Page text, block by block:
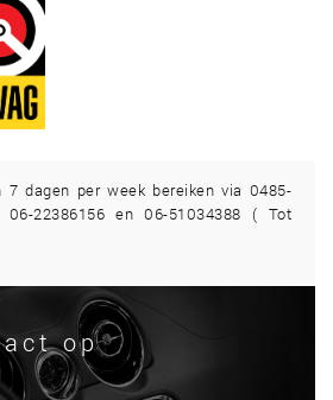
dagen per week bereiken via 0485-
06-22386156 en 06-51034388 ( Tot
op